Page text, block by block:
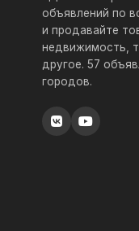
объявлений по
и продавайте
недвижимость,
другое. 57
городов.